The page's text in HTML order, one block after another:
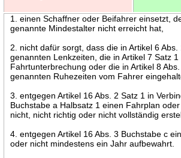
1. einen Schaffner oder Beifahrer einsetzt,
genannte Mindestalter nicht erreicht hat,
2. nicht dafür sorgt, dass die in Artikel 6
genannten Lenkzeiten, die in Artikel 7 Satz
Fahrtunterbrechung oder die in Artikel 8
genannten Ruhezeiten vom Fahrer
3. entgegen Artikel 16 Abs. 2 Satz 1 in
Buchstabe a Halbsatz 1 einen Fahrplan
nicht, nicht richtig oder nicht vollständig
4. entgegen Artikel 16 Abs. 3 Buchstabe c
oder nicht mindestens ein Jahr aufbewahrt.